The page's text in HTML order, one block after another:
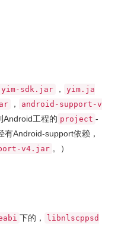
yim-sdk.jar ，
yim.ja
，
android-support-v
Android工程的 project -
有Android-support依赖，
v4.jar 。）
下的，
libnlscppsd